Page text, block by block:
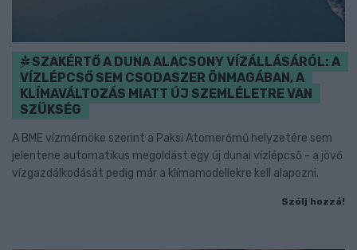
SZAKÉRTŐ A DUNA ALACSONY VÍZÁLLÁSÁRÓL: A
VÍZLÉPCSŐ SEM CSODASZER ÖNMAGÁBAN, A
KLÍMAVÁLTOZÁS MIATT ÚJ SZEMLÉLETRE VAN
SZÜKSÉG
A BME vízmérnöke szerint a Paksi Atomerőmű helyzetére sem
jelentene automatikus megoldást egy új dunai vízlépcső - a jövő
vízgazdálkodását pedig már a klímamodellekre kell alapozni.
Szólj hozzá!